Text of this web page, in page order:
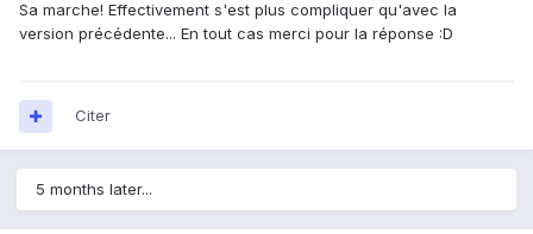
Sa marche! Effectivement s'est plus compliquer qu'avec la
version précédente... En tout cas merci pour la réponse :D
Citer
5 months later...